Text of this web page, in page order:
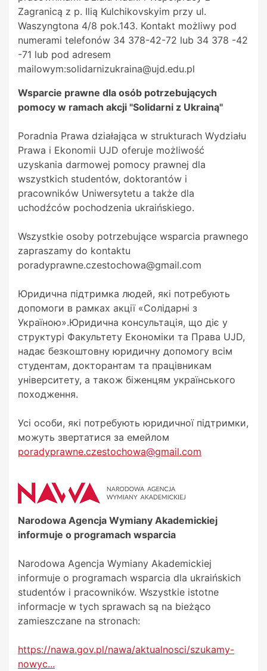
Zagranicą z p. Ilią Kulchikovskyim przy ul.
Waszyngtona 4/8 pok.143. Kontakt możliwy pod
numerami telefonów 34 378-42-72 lub 34 378 -42
-71 lub pod adresem
mailowym:solidarnizukraina@ujd.edu.pl
Wsparcie prawne dla osób potrzebujących
pomocy w ramach akcji "Solidarni z Ukrainą"
Poradnia Prawa działająca w strukturach Wydziału
Prawa i Ekonomii UJD oferuje możliwość
uzyskania darmowej pomocy prawnej dla
wszystkich studentów, doktorantów i
pracowników Uniwersytetu a także dla
uchodźców pochodzenia ukraińskiego.
Wszystkie osoby potrzebujące wsparcia prawnego
zapraszamy do kontaktu
poradyprawne.czestochowa@gmail.com
Юридична підтримка людей, які потребують
допомоги в рамках акції «Солідарні з
Україною».Юридична консультація, що діє у
структурі Факультету Економіки та Права UJD,
надає безкоштовну юридичну допомогу всім
студентам, докторантам та працівникам
університету, а також біженцям українського
походження.
Усі особи, які потребують юридичної підтримки,
можуть звертатися за емейлом
poradyprawne.czestochowa@gmail.com
Narodowa Agencja Wymiany Akademickiej
informuje o programach wsparcia
Narodowa Agencja Wymiany Akademickiej
informuje o programach wsparcia dla ukraińskich
studentów i pracowników. Wszystkie istotne
informacje w tych sprawach są na bieżąco
zamieszczane na stronach:
https://nawa.gov.pl/nawa/aktualnosci/szukamy-
nowyc...